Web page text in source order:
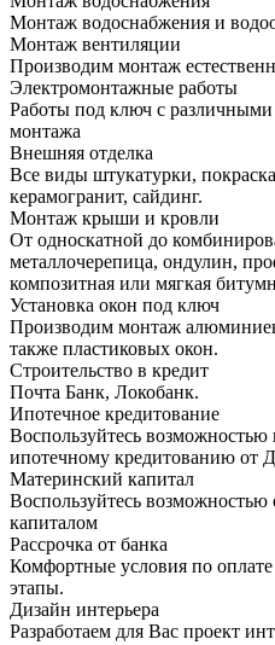
Монтаж водоснабжения и
Монтаж вентиляции
Производим монтаж
Электромонтажные работы
Работы под ключ с
монтажа
Внешняя отделка
Все виды штукатурки,
керамогранит, сайдинг.
Монтаж крыши и кровли
От односкатной до
металлочерепица, ондулин,
композитная или мягкая
Установка окон под ключ
Производим монтаж
также пластиковых окон.
Строительство в кредит
Почта Банк, Локобанк.
Ипотечное кредитование
Воспользуйтесь
ипотечному кредитованию
Материнский капитал
Воспользуйтесь
капиталом
Рассрочка от банка
Комфортные условия по
этапы.
Дизайн интерьера
Разработаем для Вас проект